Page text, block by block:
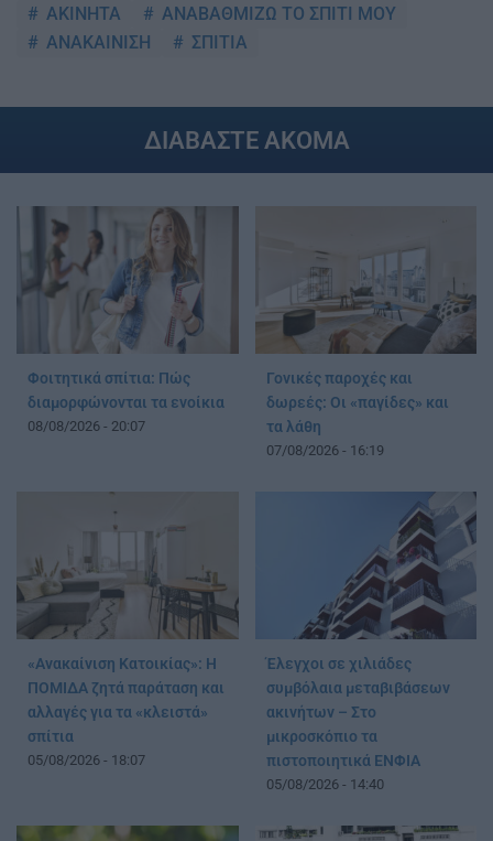
ΑΚΙΝΗΤΑ
ΑΝΑΒΑΘΜΙΖΩ ΤΟ ΣΠΙΤΙ ΜΟΥ
ΑΝΑΚΑΙΝΙΣΗ
ΣΠΙΤΙΑ
ΔΙΑΒΑΣΤΕ ΑΚΟΜΑ
Φοιτητικά σπίτια: Πώς
διαμορφώνονται τα ενοίκια
08/08/2026 - 20:07
Γονικές παροχές και
δωρεές: Οι «παγίδες» και
τα λάθη
07/08/2026 - 16:19
«Ανακαίνιση Κατοικίας»: Η
ΠΟΜΙΔΑ ζητά παράταση και
αλλαγές για τα «κλειστά»
σπίτια
05/08/2026 - 18:07
Έλεγχοι σε χιλιάδες
συμβόλαια μεταβιβάσεων
ακινήτων – Στο
μικροσκόπιο τα
πιστοποιητικά ΕΝΦΙΑ
05/08/2026 - 14:40